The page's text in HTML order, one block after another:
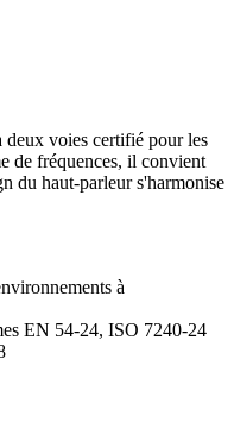
voies certifié pour les
de fréquences, il convient
du haut-parleur s'harmonise
à
EN 54-24, ISO 7240-24